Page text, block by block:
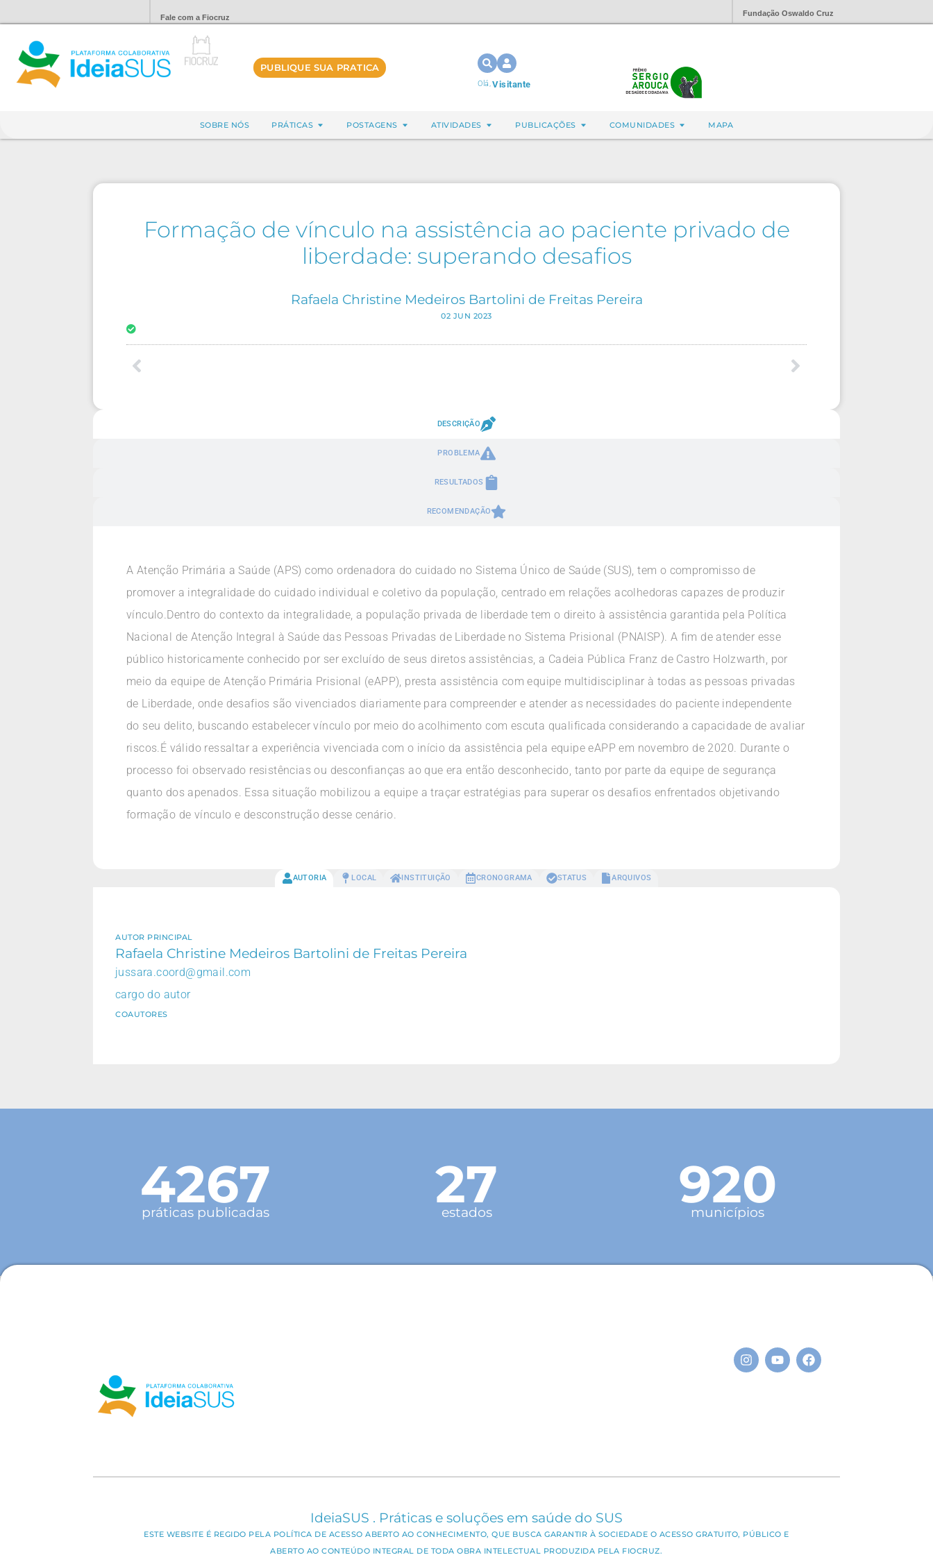
Fale com a Fiocruz Fundação Oswaldo Cruz
PUBLIQUE SUA PRATICA
Olá,Visitante
SOBRE NÓS PRÁTICAS POSTAGENS ATIVIDADES PUBLICAÇÕES COMUNIDADES MAPA
Formação de vínculo na assistência ao paciente privado de
liberdade: superando desafios
Rafaela Christine Medeiros Bartolini de Freitas Pereira
02 JUN 2023
DESCRIÇÃO
PROBLEMA
RESULTADOS
RECOMENDAÇÃO
A Atenção Primária a Saúde (APS) como ordenadora do cuidado no Sistema Único de Saúde (SUS), tem o compromisso de
promover a integralidade do cuidado individual e coletivo da população, centrado em relações acolhedoras capazes de produzir
vínculo.Dentro do contexto da integralidade, a população privada de liberdade tem o direito à assistência garantida pela Política
Nacional de Atenção Integral à Saúde das Pessoas Privadas de Liberdade no Sistema Prisional (PNAISP). A fim de atender esse
público historicamente conhecido por ser excluído de seus diretos assistências, a Cadeia Pública Franz de Castro Holzwarth, por
meio da equipe de Atenção Primária Prisional (eAPP), presta assistência com equipe multidisciplinar à todas as pessoas privadas
de Liberdade, onde desafios são vivenciados diariamente para compreender e atender as necessidades do paciente independente
do seu delito, buscando estabelecer vínculo por meio do acolhimento com escuta qualificada considerando a capacidade de avaliar
riscos.É válido ressaltar a experiência vivenciada com o início da assistência pela equipe eAPP em novembro de 2020. Durante o
processo foi observado resistências ou desconfianças ao que era então desconhecido, tanto por parte da equipe de segurança
quanto dos apenados. Essa situação mobilizou a equipe a traçar estratégias para superar os desafios enfrentados objetivando
formação de vínculo e desconstrução desse cenário.
AUTORIA LOCAL INSTITUIÇÃO CRONOGRAMA STATUS ARQUIVOS
AUTOR PRINCIPAL
Rafaela Christine Medeiros Bartolini de Freitas Pereira
jussara.coord@gmail.com
cargo do autor
COAUTORES
4267
práticas publicadas 27
estados 920
municípios
IdeiaSUS . Práticas e soluções em saúde do SUS
ESTE WEBSITE É REGIDO PELA POLÍTICA DE ACESSO ABERTO AO CONHECIMENTO, QUE BUSCA GARANTIR À SOCIEDADE O ACESSO GRATUITO, PÚBLICO E
ABERTO AO CONTEÚDO INTEGRAL DE TODA OBRA INTELECTUAL PRODUZIDA PELA FIOCRUZ.